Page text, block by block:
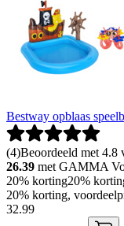
Bestway opblaas
(4)Beoordeeld met 4.8
26.39 met GAMMA
20% korting20%
20% korting,
32.99